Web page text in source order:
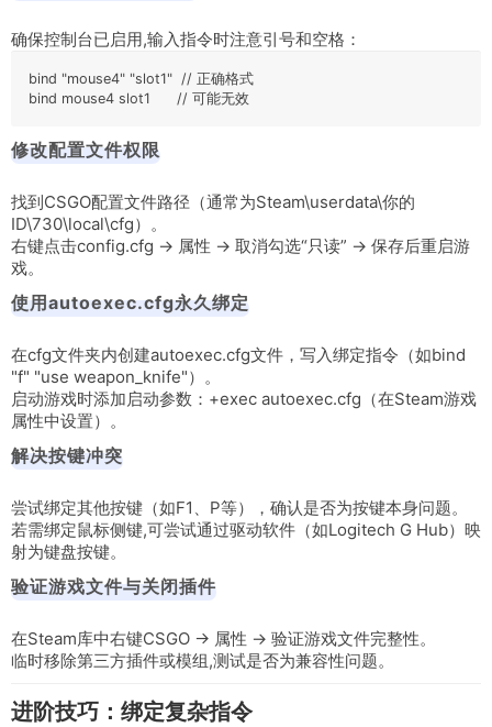
确保控制台已启用,输入指令时注意引号和空格：
bind "mouse4" "slot1"  // 正确格式
bind mouse4 slot1      // 可能无效
修改配置文件权限
找到CSGO配置文件路径（通常为Steam\userdata\你的
ID\730\local\cfg）。
右键点击config.cfg → 属性 → 取消勾选“只读” → 保存后重启游
戏。
使用autoexec.cfg永久绑定
在cfg文件夹内创建autoexec.cfg文件，写入绑定指令（如bind
"f" "use weapon_knife"）。
启动游戏时添加启动参数： +exec autoexec.cfg （在Steam游戏
属性中设置）。
解决按键冲突
尝试绑定其他按键（如F1 、 P等），确认是否为按键本身问题。
若需绑定鼠标侧键,可尝试通过驱动软件（如Logitech G Hub）映
射为键盘按键。
验证游戏文件与关闭插件
在Steam库中右键CSGO → 属性 → 验证游戏文件完整性。
临时移除第三方插件或模组,测试是否为兼容性问题。
进阶技巧：绑定复杂指令